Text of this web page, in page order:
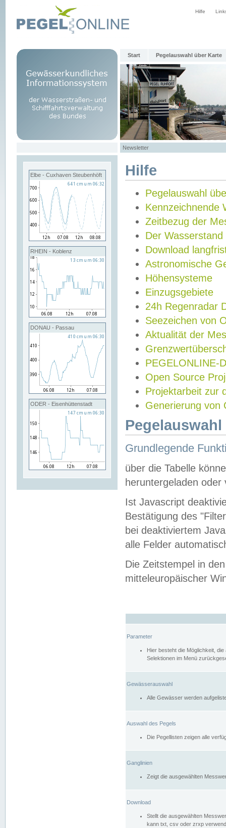
Hilfe
Start Pegelauswahl über Karte
Newsletter
Elbe - Cuxhaven Steubenhöft
RHEIN - Koblenz
DONAU - Passau
ODER - Eisenhüttenstadt
Hilfe
Pegelauswahl
Kennzeichnende
Zeitbezug der
Der Wasserstand
Download
Astronomische
Höhensysteme
Einzugsgebiete
24h Regenradar
Seezeichen von
Aktualität der
PEGELONLINE-
Open Source
Projektarbeit zur
Generierung von
Grundlegende
über die Tabelle
heruntergeladen oder
Ist Javascript
Bestätigung des
bei deaktiviertem
alle Felder
Die Zeitstempel in
mitteleuropäischer
Parameter
Hier besteht die Möglichkeit,
Selektionen im Menü
Gewässerauswahl
Alle Gewässer werden
Auswahl des Pegels
Die Pegellisten zeigen alle
Ganglinien
Zeigt die ausgewählten
Download
Stellt die ausgewählten
kann txt, csv oder zrxp